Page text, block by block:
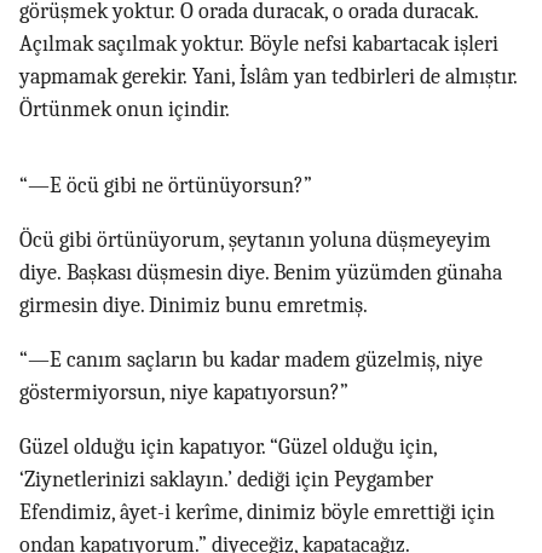
görüşmek yoktur. O orada duracak, o orada duracak.
Açılmak saçılmak yoktur. Böyle nefsi kabartacak işleri
yapmamak gerekir. Yani, İslâm yan tedbirleri de almıştır.
Örtünmek onun içindir.
“—E öcü gibi ne örtünüyorsun?”
Öcü gibi örtünüyorum, şeytanın yoluna düşmeyeyim
diye. Başkası düşmesin diye. Benim yüzümden günaha
girmesin diye. Dinimiz bunu emretmiş.
“—E canım saçların bu kadar madem güzelmiş, niye
göstermiyorsun, niye kapatıyorsun?”
Güzel olduğu için kapatıyor. “Güzel olduğu için,
‘Ziynetlerinizi saklayın.’ dediği için Peygamber
Efendimiz, âyet-i kerîme, dinimiz böyle emrettiği için
ondan kapatıyorum.” diyeceğiz, kapatacağız.